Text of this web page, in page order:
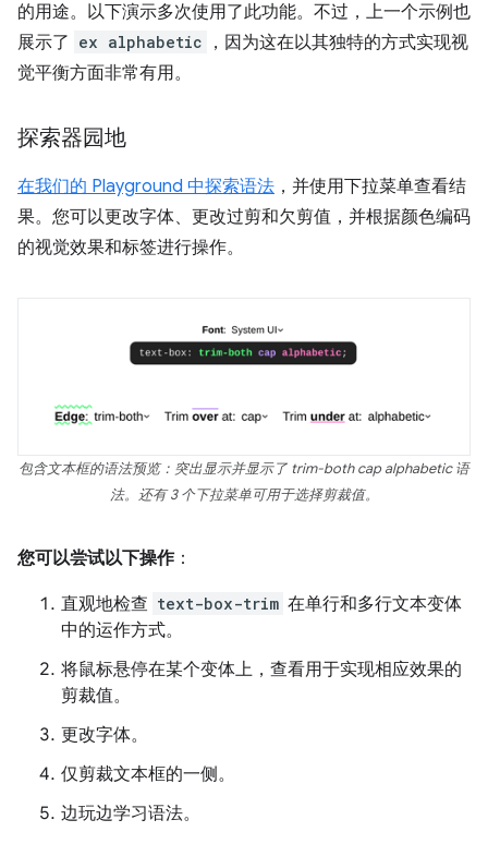
的用途。以下演示多次使用了此功能。不过，上一个示例也
展示了 ex alphabetic
，因为这在以其独特的方式实现视
觉平衡方面非常有用。
探索器园地
在我们的 Playground 中探索语法 ，并使用下拉菜单查看结
果。您可以更改字体、更改过剪和欠剪值，并根据颜色编码
的视觉效果和标签进行操作。
包含文本框的语法预览：突出显示并显示了 trim-both cap alphabetic 语
法。还有 3 个下拉菜单可用于选择剪裁值。
您可以尝试以下操作：
直观地检查 text-box-trim 在单行和多行文本变体
中的运作方式。
将鼠标悬停在某个变体上，查看用于实现相应效果的
剪裁值。
更改字体。
仅剪裁文本框的一侧。
边玩边学习语法。